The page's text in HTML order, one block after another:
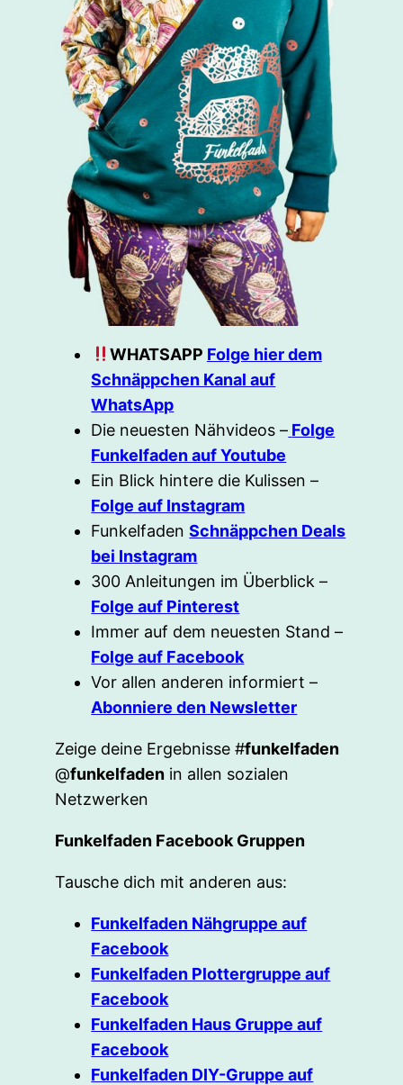
WHATSAPP Folge hier dem
Schnäppchen Kanal auf
WhatsApp
Die neuesten Nähvideos – Folge
Funkelfaden auf Youtube
Ein Blick hintere die Kulissen –
Folge auf Instagram
FunkelfadenSchnäppchen Deals
bei Instagram
300 Anleitungen im Überblick –
Folge auf Pinterest
Immer auf dem neuesten Stand –
Folge auf Facebook
Vor allen anderen informiert –
Abonniere den Newsletter
Zeige deine Ergebnisse #funkelfaden
@funkelfaden in allen sozialen
Netzwerken
Funkelfaden Facebook Gruppen
Tausche dich mit anderen aus:
Funkelfaden Nähgruppe auf
Facebook
Funkelfaden Plottergruppe auf
Facebook
Funkelfaden Haus Gruppe auf
Facebook
Funkelfaden DIY-Gruppe auf